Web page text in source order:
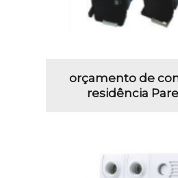
orçamento de
residência